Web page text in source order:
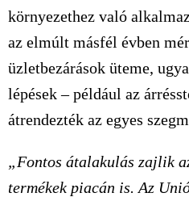
környezethez való
az elmúlt másfél évben
üzletbezárások üteme,
lépések – például az
átrendezték az egyes
„Fontos átalakulás zajlik
termékek piacán is. Az